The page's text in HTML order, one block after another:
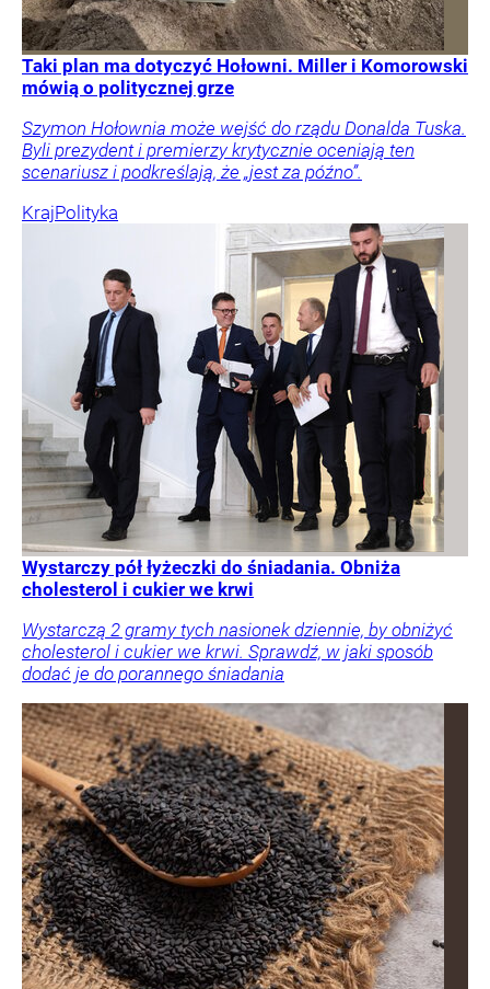
Taki plan ma dotyczyć Hołowni. Miller i Komorowski
mówią o politycznej grze
Szymon Hołownia może wejść do rządu Donalda Tuska.
Byli prezydent i premierzy krytycznie oceniają ten
scenariusz i podkreślają, że „jest za późno”.
KrajPolityka
Wystarczy pół łyżeczki do śniadania. Obniża
cholesterol i cukier we krwi
Wystarczą 2 gramy tych nasionek dziennie, by obniżyć
cholesterol i cukier we krwi. Sprawdź, w jaki sposób
dodać je do porannego śniadania